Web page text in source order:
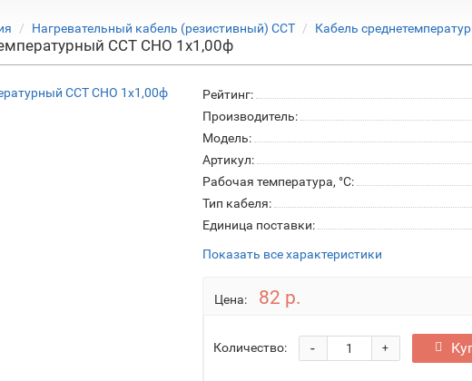
Нагревательный кабель (резистивный) ССТ Кабель
ССТ СНО 1х1,00ф
Рейтинг:
Производитель:
Модель:
Артикул:
Рабочая температура, °C:
Тип кабеля:
Единица поставки:
Показать все характеристики
Цена: 82 р.
Количество: +
-